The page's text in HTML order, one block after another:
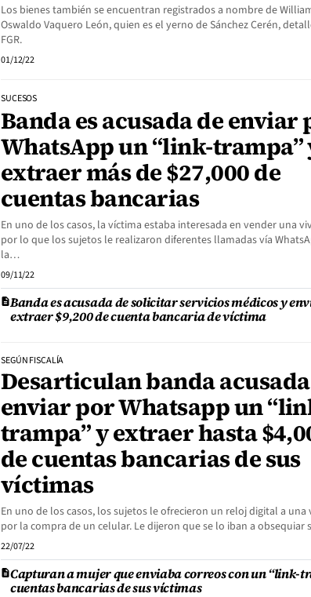
Los bienes también se encuentran registrados a nombre de
Oswaldo Vaquero León, quien es el yerno de Sánchez Cerén,
FGR.
01/12/22
SUCESOS
Banda es acusada de enviar
WhatsApp un “link-trampa”
extraer más de $27,000 de
cuentas bancarias
En uno de los casos, la víctima estaba interesada en vender una
por lo que los sujetos le realizaron diferentes llamadas vía
la…
09/11/22
Banda es acusada de solicitar servicios médicos y
extraer $9,200 de cuenta bancaria de víctima
SEGÚN FISCALÍA
Desarticulan banda
enviar por Whatsapp un
trampa” y extraer hasta
de cuentas bancarias de sus
víctimas
En uno de los casos, los sujetos le ofrecieron un reloj digital a una
por la compra de un celular. Le dijeron que se lo iban a obsequiar
22/07/22
Capturan a mujer que enviaba correos con un “link-
cuentas bancarias de sus víctimas